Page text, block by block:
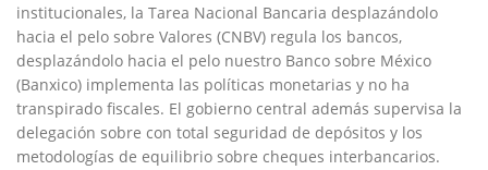
institucionales, la Tarea Nacional Bancaria desplazándolo
hacia el pelo sobre Valores (CNBV) regula los bancos,
desplazándolo hacia el pelo nuestro Banco sobre México
(Banxico) implementa las políticas monetarias y no ha
transpirado fiscales. El gobierno central además supervisa la
delegación sobre con total seguridad de depósitos y los
metodologías de equilibrio sobre cheques interbancarios.